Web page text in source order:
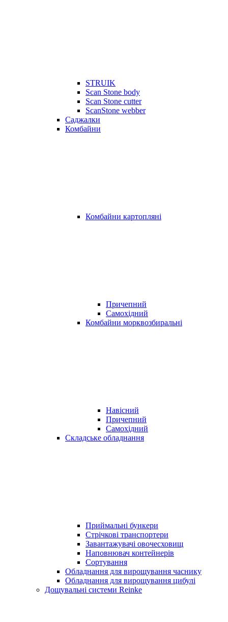
STRUIK
Scan Stone body
Scan Stone cutter
ScanStone webber
Саджалки
Комбайни
Комбайни картопляні
Причепний
Самохідний
Комбайни морквозбиральні
Навісний
Причепний
Самохідний
Складське обладнання
Приймальні бункери
Стрічкові транспортери
Завантажувачі овочесховищ
Наповнювач контейнерів
Сортування
Обладнання для вирощування часнику
Обладнання для вирощування цибулі
Дощувальні системи Reinke